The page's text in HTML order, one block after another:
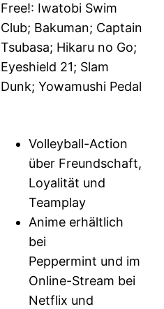
Free!: Iwatobi Swim
Club; Bakuman; Captain
Tsubasa; Hikaru no Go;
Eyeshield 21; Slam
Dunk; Yowamushi Pedal
Volleyball-Action
über Freundschaft,
Loyalität und
Teamplay
Anime erhältlich
bei
Peppermint und im
Online-Stream bei
Netflix und